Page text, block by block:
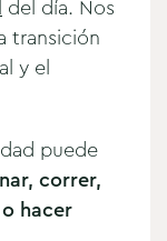
del día. Nos
transición
y el
puede
correr,
hacer